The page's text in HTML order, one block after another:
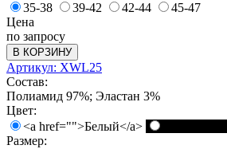
35-38
39-42 42-44
45-47
Цена
по запросу
В КОРЗИНУ
Артикул: XWL25
Состав:
Полиамид 97%; Эластан 3%
Цвет:
<a href="">Белый</a>
Размер: